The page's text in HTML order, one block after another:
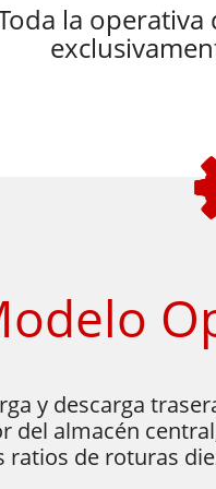
la operativa
y descarga
del almacén
ratios de roturas